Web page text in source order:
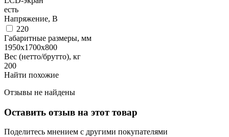
есть
Напряжение, В
220
Габаритные размеры, мм
1950x1700x800
Вес (нетто/брутто), кг
200
Найти похожие
Отзывы не найдены
Оставить отзыв на этот товар
Поделитесь мнением с другими покупателями